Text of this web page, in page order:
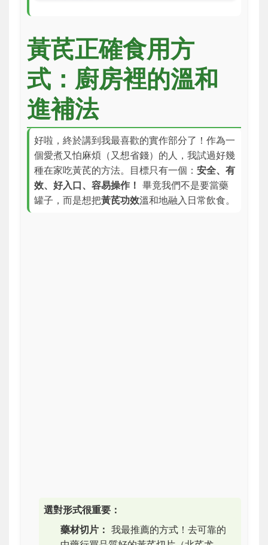
黃芪正確食用方
式：廚房裡的溫和
進補法
好啦，終於講到我最喜歡的實作部分了！作為一
個愛煮又怕麻煩（又想省錢）的人，我試過好幾
種在家吃黃芪的方法。目標只有一個： 安全、有
效、好入口、容易操作！ 畢竟我們不是要當藥
罐子，而是想把黃芪功效溫和地融入日常飲食。
選對形式很重要：
藥材切片： 我最推薦的方式！去可靠的